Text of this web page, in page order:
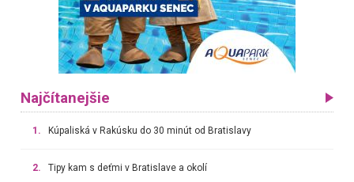
Najčítanejšie
1. Kúpaliská v Rakúsku do 30 minút od Bratislavy
2. Tipy kam s deťmi v Bratislave a okolí